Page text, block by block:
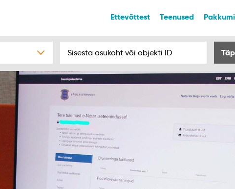
Ettevõttest Teenused